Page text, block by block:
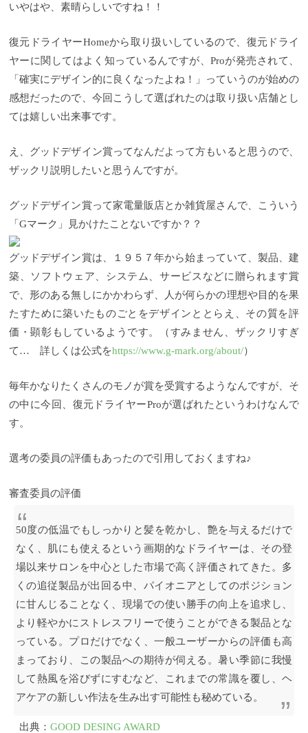
いやはや、素晴らしいですね！！
復元ドライヤーHomeから取り扱いしているので、復元ドライ
ヤーに関してはよく知っているんですが、Proが発売されて、
「確実にデザイン的に良くなったよね！」っていうのが始めの
感想だったので、今回こうして選ばれたのは取り扱い店舗とし
ては嬉しい出来事です。
え、グッドデザイン賞ってなんだよって方もいると思うので、
ザックリ説明したいと思うんですが。
グッドデザイン賞って家電量販店とか雑貨屋さんで、こういう
「Gマーク」見かけたことないですか？？
グッドデザイン賞は、１９５７年から始まっていて、製品、建
築、ソフトウェア、システム、サービスなどに贈られます賞
で、形のある無しにかかわらず、人が何らかの理想や目的を果
たすために築いたものごとをデザインととらえ、その質を評
価・顕彰もしているようです。（すみません、ザックリすぎ
て… 詳しくは公式をhttps://www.g-mark.org/about/）
毎年かなりたくさんのモノが賞を受賞するようなんですが、そ
の中に今回、復元ドライヤーProが選ばれたというわけなんで
す。
選考の委員の評価もあったので引用しておくますね♪
審査委員の評価
50度の低温でもしっかりと髪を乾かし、艶を与えるだけで
なく、肌にも使えるという画期的なドライヤーは、その登
場以来サロンを中心とした市場で高く評価されてきた。多
くの追従製品が出回る中、パイオニアとしてのポジション
に甘んじることなく、現場での使い勝手の向上を追求し、
より軽やかにストレスフリーで使うことができる製品とな
っている。プロだけでなく、一般ユーザーからの評価も高
まっており、この製品への期待が伺える。暑い季節に我慢
して熱風を浴びずにすむなど、これまでの常識を覆し、ヘ
アケアの新しい作法を生み出す可能性も秘めている。
出典： GOOD DESING AWARD